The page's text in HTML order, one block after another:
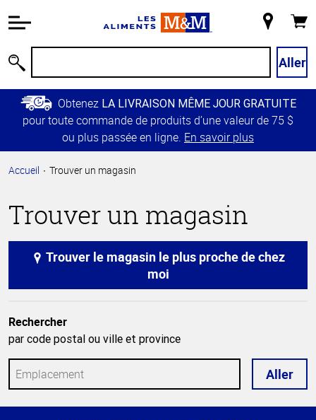
relative à
Passer
contenu
principal
Retour à
principale
magasin
Aller
Obtenez LA LIVRAISON MÊME JOUR GRATUITE
pour toute commande de produits d’une valeur de 75 $
ou plus passée en ligne. En savoir plus
Accueil Trouver un magasin
Trouver un magasin
moi
Rechercher
par code postal ou ville et province
Aller